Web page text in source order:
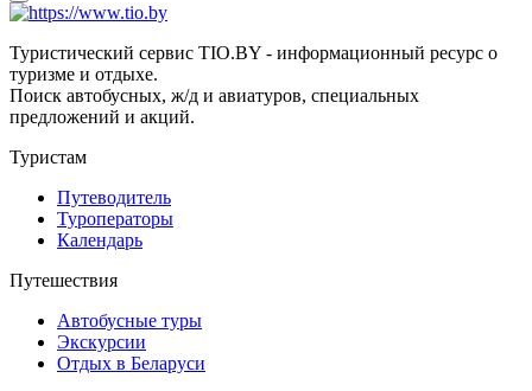
Туристический сервис TIO.BY - информационный ресурс о
туризме и отдыхе.
Поиск автобусных, ж/д и авиатуров, специальных
предложений и акций.
Туристам
Путеводитель
Туроператоры
Календарь
Путешествия
Автобусные туры
Экскурсии
Отдых в Беларуси